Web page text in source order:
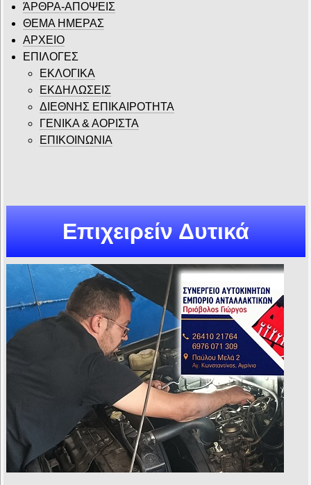
ΆΡΘΡΑ-ΑΠΟΨΕΙΣ
ΘΕΜΑ ΗΜΕΡΑΣ
ΑΡΧΕΙΟ
ΕΠΙΛΟΓΕΣ
ΕΚΛΟΓΙΚΑ
ΕΚΔΗΛΩΣΕΙΣ
ΔΙΕΘΝΗΣ ΕΠΙΚΑΙΡΟΤΗΤΑ
ΓΕΝΙΚΑ & ΑΟΡΙΣΤΑ
ΕΠΙΚΟΙΝΩΝΙΑ
Επιχειρείν Δυτικά